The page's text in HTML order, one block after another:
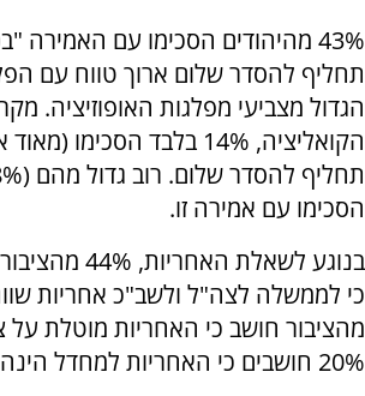
43% מהיהודים הסכימו עם האמירה
תחליף להסדר שלום ארוך טווח עם
הגדול מצביעי מפלגות האופוזיציה.
הקואליציה, 14% בלבד
הסכימו עם אמירה זו.
בנוגע לשאלת
מהציבור חושב כי האחריות מוטלת
20% חושבים כי האחריות למחדל הינה של הממשלה.